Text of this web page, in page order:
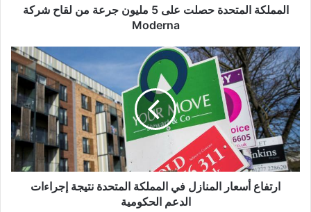
شركة
المملكة المتحدة حصلت على 5 مليون جرعة من لقاح شركة
Moderna
ارتفاع
أسعار
المنازل
في
المملكة
المتحدة
نتيجة
إجراءات
الدعم
الحكوميةارتفاع أسعار المنازل في المملكة المتحدة نتيجة إجراءات
الدعم الحكومية